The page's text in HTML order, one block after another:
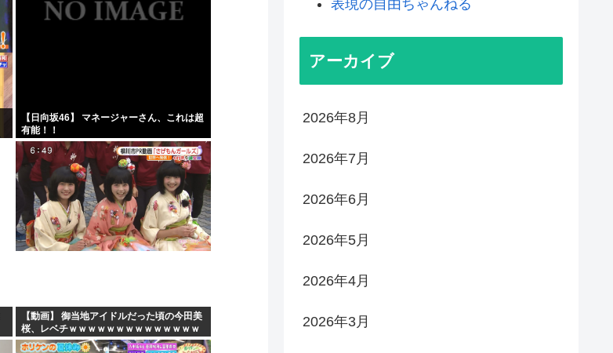
【日向坂46】 マネージャーさん、これは超
有能！！
【動画】 御当地アイドルだった頃の今田美
桜、レベチｗｗｗｗｗｗｗｗｗｗｗｗｗｗ
ｗｗｗｗ
表現の自由ちゃんねる
アーカイブ
2026年8月
2026年7月
2026年6月
2026年5月
2026年4月
2026年3月